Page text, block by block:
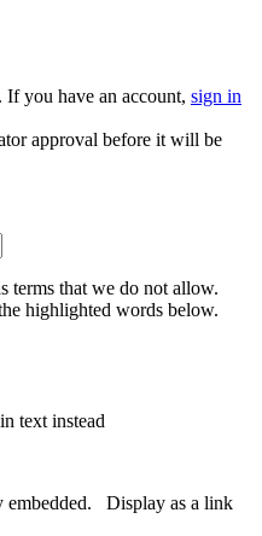
If you have an account, sign in
approval before it will be
terms that we do not allow.
highlighted words below.
text instead
embedded. Display as a link